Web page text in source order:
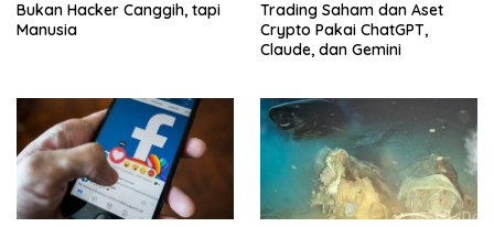
Bukan Hacker Canggih, tapi
Manusia
Trading Saham dan Aset
Crypto Pakai ChatGPT,
Claude, dan Gemini